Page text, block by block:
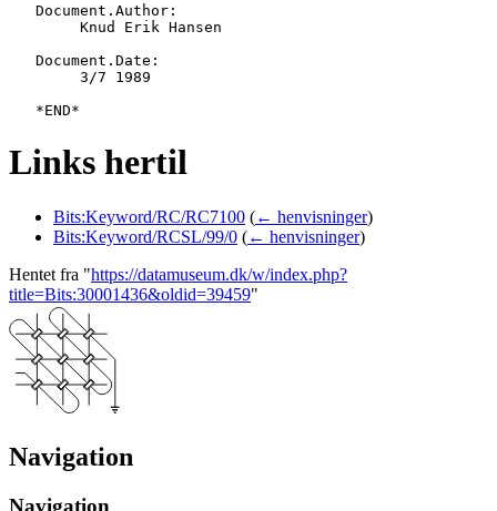
   Document.Author:
   Document.Date:
Links hertil
Bits:Keyword/RC/RC7100 (← henvisninger)
Bits:Keyword/RCSL/99/0 (← henvisninger)
Hentet fra "https://datamuseum.dk/w/index.php?
title=Bits:30001436&oldid=39459"
Navigation
Navigation